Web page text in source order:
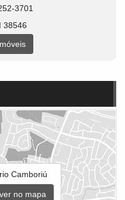
3701
38546
Camboriú
no mapa